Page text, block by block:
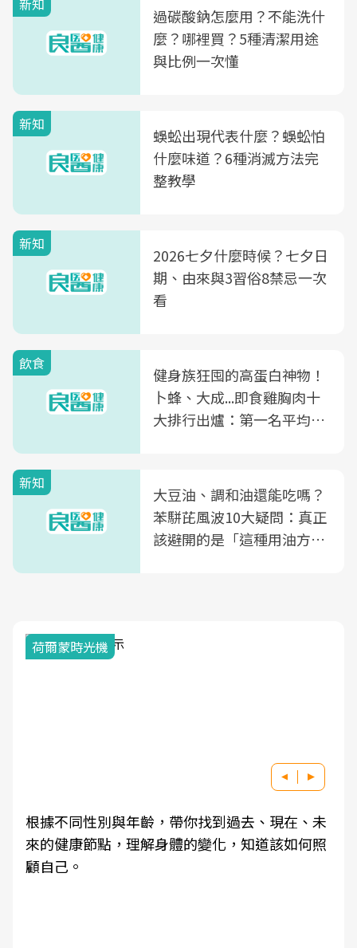
新知
過碳酸鈉怎麼用？不能洗什
麼？哪裡買？5種清潔用途
與比例一次懂
新知
蜈蚣出現代表什麼？蜈蚣怕
什麼味道？6種消滅方法完
整教學
新知
2026七夕什麼時候？七夕日
期、由來與3習俗8禁忌一次
看
飲食
健身族狂囤的高蛋白神物！
卜蜂、大成...即食雞胸肉十
大排行出爐：第一名平均一
新知
大豆油、調和油還能吃嗎？
苯駢芘風波10大疑問：真正
該避開的是「這種用油方
荷爾蒙時光機
根據不同性別與年齡，帶你找到過去、現在、未
來的健康節點，理解身體的變化，知道該如何照
顧自己。